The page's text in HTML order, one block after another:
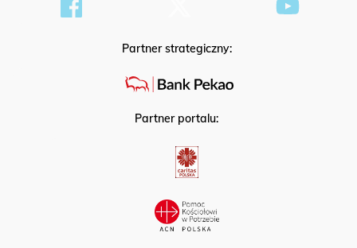
Partner strategiczny:
Partner portalu: